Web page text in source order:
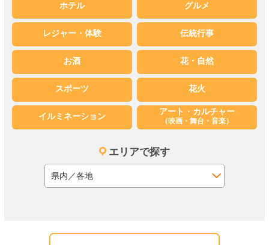
ホテル グルメ
レジャー・体験 伝統行事
お酒 花・自然
スポーツ 花火
イルミネーション アート・カルチャー
（映画・舞台・音楽）
エリアで探す